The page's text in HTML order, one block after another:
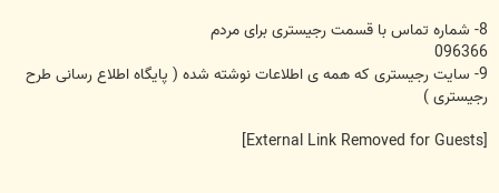
8- شماره تماس با قسمت رجیستری برای مردم
096366
9- سایت رجیستری که همه ی اطلاعات نوشته شده ( پایگاه اطلاع رسانی طرح
رجیستری )